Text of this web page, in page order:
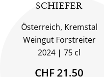
SCHIEFER
Österreich, Kremstal
Weingut Forstreiter
2024
75 cl
CHF 21.50